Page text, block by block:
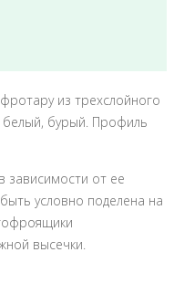
из трехслойного
бурый. Профиль
зависимости от ее
условно поделена на
высечки.